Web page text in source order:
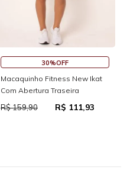
30%OFF
Macaquinho Fitness New Ikat
Com Abertura Traseira
R$ 159,90 R$ 111,93